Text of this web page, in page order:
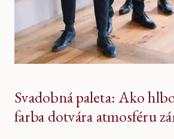
Svadobná paleta: Ako
farba dotvára atmosféru